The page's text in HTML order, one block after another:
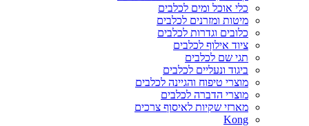
כלי אוכל ומים לכלבים
מיטות ומזרנים לכלבים
כלובים וגדרות לכלבים
ציוד אילוף לכלבים
תגי שם לכלבים
ביגוד ונעליים לכלבים
מוצרי טיפוח והגיינה לכלבים
מוצרי הדברה לכלבים
מארזי שקיות לאיסוף צרכים
Kong